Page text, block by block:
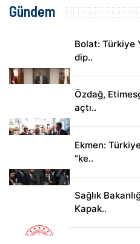
Gündem
Bolat: Türkiye
dip..
Özdağ,
açtı..
Ekmen:
“ke..
Sağlık
Kapak..